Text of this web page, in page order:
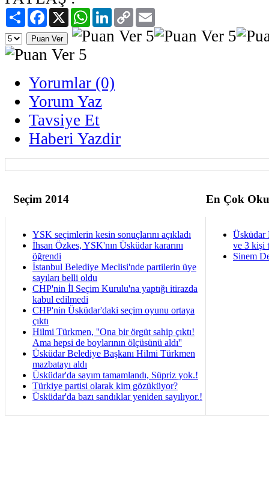
PaylaşFacebook
X WhatsAppLinkedIn
Copy
Link
Yorumlar (0)
Yorum Yaz
Tavsiye Et
Haberi Yazdir
Seçim 2014 En Çok
YSK seçimlerin kesin sonuçlarını açıkladı
İhsan Özkes, YSK'nın Üsküdar kararını
öğrendi
İstanbul Belediye Meclisi'nde partilerin üye
sayıları belli oldu
CHP'nin İl Seçim Kurulu'na yaptığı itirazda
kabul edilmedi
CHP'nin Üsküdar'daki seçim oyunu ortaya
çıktı
Hilmi Türkmen, ''Ona bir örgüt sahip çıktı!
Ama hepsi de boylarının ölçüsünü aldı''
Üsküdar Belediye Başkanı Hilmi Türkmen
mazbatayı aldı
Üsküdar'da sayım tamamlandı, Süpriz yok.!
Türkiye partisi olarak kim gözüküyor?
Üsküdar'da bazı sandıklar yeniden sayılıyor.!
Üsküdar
ve 3 kişi
Sinem